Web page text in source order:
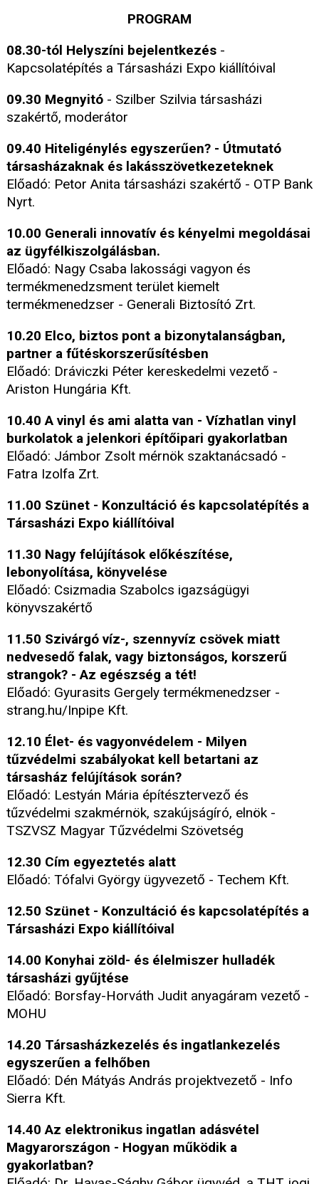
PROGRAM
08.30-tól Helyszíni bejelentkezés -
Kapcsolatépítés a Társasházi Expo kiállítóival
09.30 Megnyitó - Szilber Szilvia társasházi
szakértő, moderátor
09.40 Hiteligénylés egyszerűen? - Útmutató
társasházaknak és lakásszövetkezeteknek
Előadó: Petor Anita társasházi szakértő - OTP Bank
Nyrt.
10.00 Generali innovatív és kényelmi megoldásai
az ügyfélkiszolgálásban.
Előadó: Nagy Csaba lakossági vagyon és
termékmenedzsment terület kiemelt
termékmenedzser - Generali Biztosító Zrt.
10.20 Elco, biztos pont a bizonytalanságban,
partner a fűtéskorszerűsítésben
Előadó: Dráviczki Péter kereskedelmi vezető -
Ariston Hungária Kft.
10.40 A vinyl és ami alatta van - Vízhatlan vinyl
burkolatok a jelenkori építőipari gyakorlatban
Előadó: Jámbor Zsolt mérnök szaktanácsadó -
Fatra Izolfa Zrt.
11.00 Szünet - Konzultáció és kapcsolatépítés a
Társasházi Expo kiállítóival
11.30 Nagy felújítások előkészítése,
lebonyolítása, könyvelése
Előadó: Csizmadia Szabolcs igazságügyi
könyvszakértő
11.50 Szivárgó víz-, szennyvíz csövek miatt
nedvesedő falak, vagy biztonságos, korszerű
strangok? - Az egészség a tét!
Előadó: Gyurasits Gergely termékmenedzser -
strang.hu/Inpipe Kft.
12.10 Élet- és vagyonvédelem - Milyen
tűzvédelmi szabályokat kell betartani az
társasház felújítások során?
Előadó: Lestyán Mária építésztervező és
tűzvédelmi szakmérnök, szakújságíró, elnök -
TSZVSZ Magyar Tűzvédelmi Szövetség
12.30 Cím egyeztetés alatt
Előadó: Tófalvi György ügyvezető - Techem Kft.
12.50 Szünet - Konzultáció és kapcsolatépítés a
Társasházi Expo kiállítóival
14.00 Konyhai zöld- és élelmiszer hulladék
társasházi gyűjtése
Előadó: Borsfay-Horváth Judit anyagáram vezető -
MOHU
14.20 Társasházkezelés és ingatlankezelés
egyszerűen a felhőben
Előadó: Dén Mátyás András projektvezető - Info
Sierra Kft.
14.40 Az elektronikus ingatlan adásvétel
Magyarországon - Hogyan működik a
gyakorlatban?